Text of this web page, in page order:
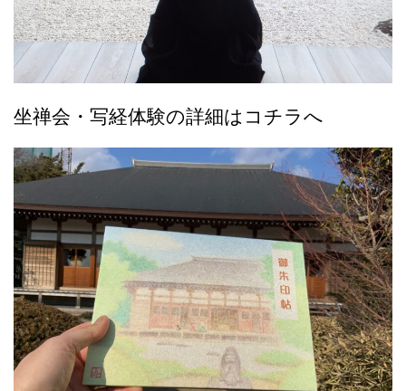
坐禅会・写経体験の詳細はコチラへ